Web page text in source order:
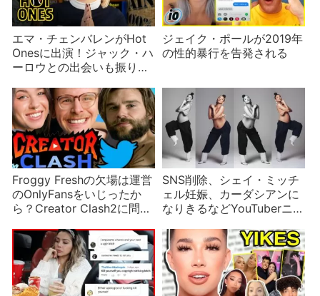
エマ・チェンバレンがHot
Onesに出演！ジャック・ハ
ーロウとの出会いも振りか
ジェイク・ポールが2019年
の性的暴行を告発される
Froggy Freshの欠場は運営
のOnlyFansをいじったか
ら？Creator Clash2に問題
SNS削除、シェイ・ミッチ
ェル妊娠、カーダシアンに
なりきるなどYouTuberニュ